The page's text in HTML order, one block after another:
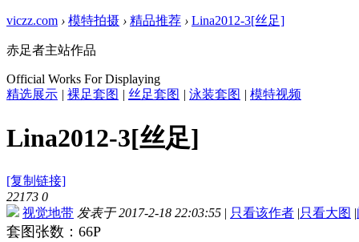
viczz.com › 模特拍摄 › 精品推荐 › Lina2012-3[丝足]
赤足者主站作品
Official Works For Displaying
精选展示 | 裸足套图 | 丝足套图 | 泳装套图 | 模特视频
Lina2012-3[丝足]
[复制链接]
22173 0
视觉地带 发表于 2017-2-18 22:03:55 | 只看该作者 |只看大图 |
套图张数：66P